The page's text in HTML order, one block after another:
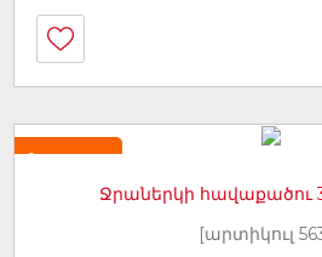
Նորույթ
Ջրաներկի հավաքածու 3
[արտիկուլ